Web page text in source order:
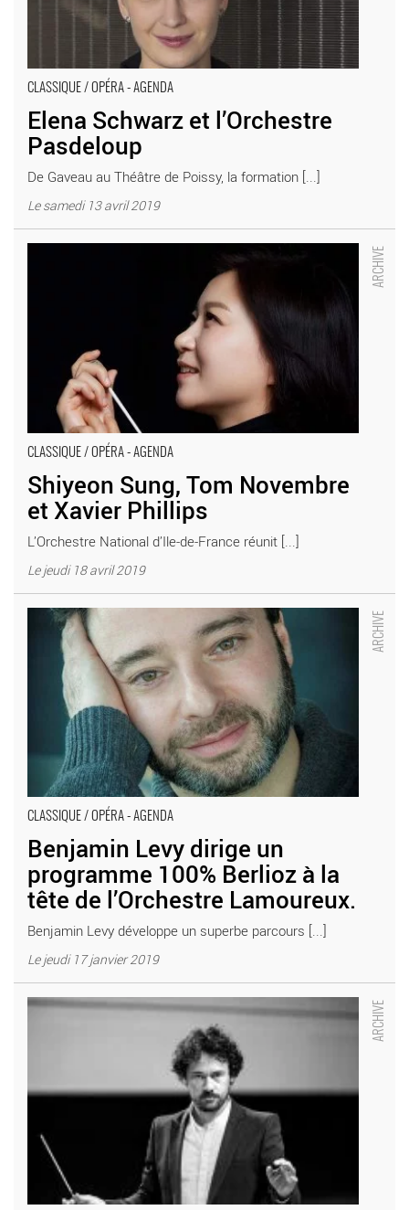
CLASSIQUE / OPÉRA - AGENDA
Elena Schwarz et l’Orchestre
Pasdeloup
De Gaveau au Théâtre de Poissy, la formation [...]
Le samedi 13 avril 2019
CLASSIQUE / OPÉRA - AGENDA
Shiyeon Sung, Tom Novembre
et Xavier Phillips
L’Orchestre National d’Ile-de-France réunit [...]
Le jeudi 18 avril 2019
Shiyeon Sung, Tom Novembre et Xavier Phillips - Critique sortie
Classique / Opéra Paris Cité de la Musique - Philharmonie de
CLASSIQUE / OPÉRA - AGENDA
Benjamin Levy dirige un
programme 100% Berlioz à la
tête de l’Orchestre Lamoureux.
Benjamin Levy développe un superbe parcours [...]
Le jeudi 17 janvier 2019
l’Orchestre Lamoureux. - Critique sortie Classique / Opéra Paris
Théâtre des Champs-Élysées
Orchestre-Atelier Ostinato - Critique sortie Classique / Opéra
Suresnes Théâtre de Suresnes Jean Vilar